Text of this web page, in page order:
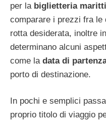
per la biglietteria
comparare i prezzi fra le
rotta desiderata, inoltre
determinano alcuni
come la data di
porto di destinazione.
In pochi e semplici
proprio titolo di viaggio